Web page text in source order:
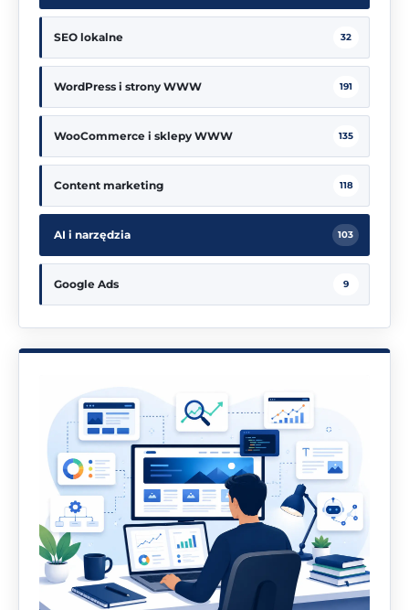
SEO lokalne 32
WordPress i strony WWW 191
WooCommerce i sklepy WWW 135
Content marketing 118
AI i narzędzia 103
Google Ads 9